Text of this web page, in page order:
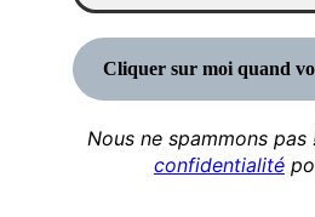
Nous ne spammons
confidentialité